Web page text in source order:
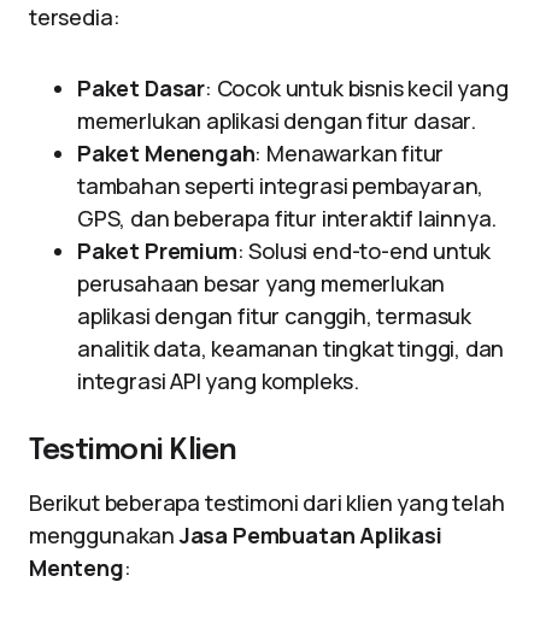
tersedia:
Paket Dasar: Cocok untuk bisnis kecil yang
memerlukan aplikasi dengan fitur dasar.
Paket Menengah: Menawarkan fitur
tambahan seperti integrasi pembayaran,
GPS, dan beberapa fitur interaktif lainnya.
Paket Premium: Solusi end-to-end untuk
perusahaan besar yang memerlukan
aplikasi dengan fitur canggih, termasuk
analitik data, keamanan tingkat tinggi, dan
integrasi API yang kompleks.
Testimoni Klien
Berikut beberapa testimoni dari klien yang telah
menggunakanJasa Pembuatan Aplikasi
Menteng: